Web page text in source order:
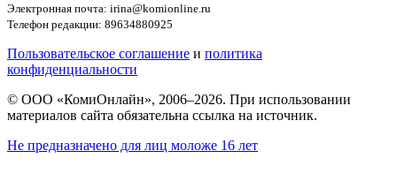
Электронная почта: irina@komionline.ru
Телефон редакции: 89634880925
Пользовательское соглашение и политика
конфиденциальности
© ООО «КомиОнлайн», 2006–2026. При использовании
материалов сайта обязательна ссылка на источник.
Не предназначено для лиц моложе 16 лет